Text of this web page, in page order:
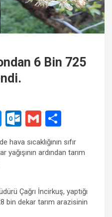
6 Bin 725
M
es
se
er
O
lo
c
G
m
ail ar
sıcaklığının sıfır
ardından tarım
Çağrı İncirkuş, yaptığı
bin dekar tarım arazisinin